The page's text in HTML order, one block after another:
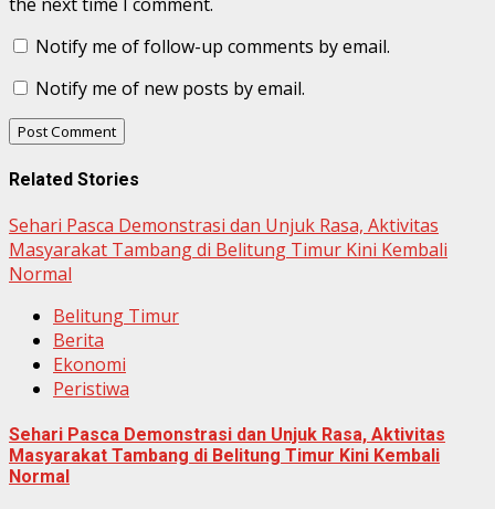
Notify me of follow-up comments by email.
Notify me of new posts by email.
Related Stories
Sehari Pasca Demonstrasi dan Unjuk Rasa, Aktivitas
Masyarakat Tambang di Belitung Timur Kini Kembali
Normal
Belitung Timur
Berita
Ekonomi
Peristiwa
Sehari Pasca Demonstrasi dan Unjuk Rasa, Aktivitas
Masyarakat Tambang di Belitung Timur Kini Kembali
Normal